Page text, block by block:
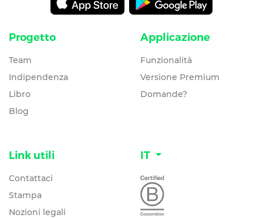
Progetto
Team
Indipendenza
Libro
Blog
Applicazione
Funzionalità
Versione Premium
Domande?
Link utili
Contattaci
Stampa
Nozioni legali
IT